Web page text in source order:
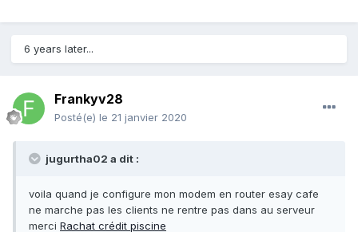
6 years later...
Frankyv28
Posté(e) le 21 janvier 2020
jugurtha02 a dit :
voila quand je configure mon modem en router esay cafe
ne marche pas les clients ne rentre pas dans au serveur
merci Rachat crédit piscine